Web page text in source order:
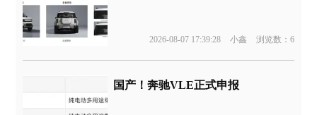
2026-08-07 17:39:28 小鑫 浏览数：6
国产！奔驰VLE正式申报